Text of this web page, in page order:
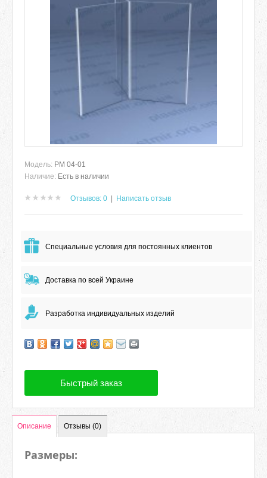
Модель: РМ 04-01
Наличие: Есть в наличии
Отзывов: 0 Написать отзыв
Специальные условия для постоянных клиентов
Доставка по всей Украине
Разработка индивидуальных изделий
Быстрый заказ
Описание Отзывы (0)
Размеры: